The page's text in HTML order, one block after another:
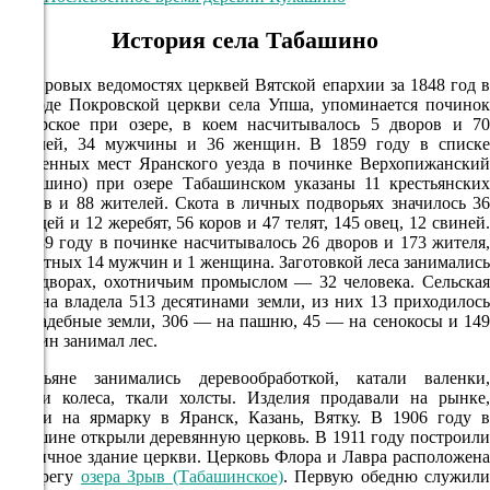
198°
07.08
09:00
21.8°
760
68%
5.5
217°
07.08
28.3°
759
48%
История села Табашино
В клировых ведомостях церквей Вятской епархии за 1848 год в
приходе Покровской церкви села Упша, упоминается починок
Заозерское при озере, в коем насчитывалось 5 дворов и 70
жителей, 34 мужчины и 36 женщин. В 1859 году в списке
населенных мест Яранского уезда в починке Верхопижанский
(Табашино) при озере Табашинском указаны 11 крестьянских
дворов и 88 жителей. Скота в личных подворьях значилось 36
лошадей и 12 жеребят, 56 коров и 47 телят, 145 овец, 12 свиней.
В 1889 году в починке насчитывалось 26 дворов и 173 жителя,
грамотных 14 мужчин и 1 женщина. Заготовкой леса занимались
в 16 дворах, охотничьим промыслом — 32 человека. Сельская
община владела 513 десятинами земли, из них 13 приходилось
на усадебные земли, 306 — на пашню, 45 — на сенокосы и 149
десятин занимал лес.
Крестьяне занимались деревообработкой, катали валенки,
делали колеса, ткали холсты. Изделия продавали на рынке,
возили на ярмарку в Яранск, Казань, Вятку. В 1906 году в
Табашине открыли деревянную церковь. В 1911 году построили
кирпичное здание церкви. Церковь Флора и Лавра расположена
на берегу озера Зрыв (Табашинское). Первую обедню служили